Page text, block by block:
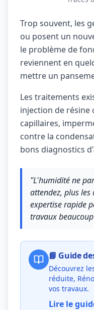
Trop souvent, les
ou posent un
le problème de
reviennent en
mettre un
Les traitements
injection de résine
capillaires,
contre la
bons diagnostics
"L'humidité ne
attendez, plus les
expertise rapide
travaux
📘 Guide
Découvrez
réduite,
vos travaux.
Lire le